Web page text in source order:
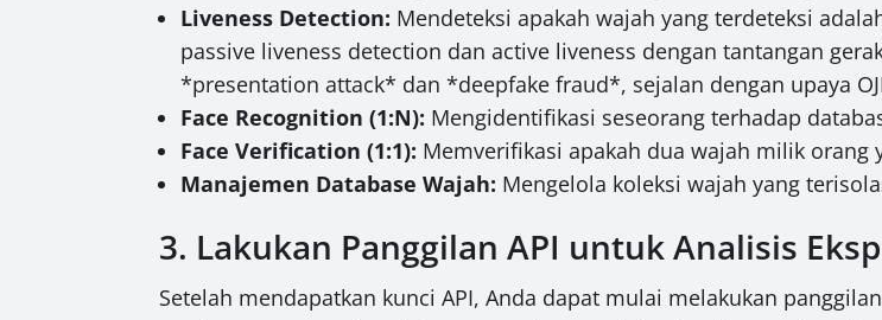
Liveness Detection: Mendeteksi apakah wajah yang terdeteksi
passive liveness detection dan active liveness dengan tantangan
*presentation attack* dan *deepfake fraud*, sejalan dengan upaya
Face Recognition (1:N): Mengidentifikasi seseorang terhadap
Face Verification (1:1): Memverifikasi apakah dua wajah milik orang
Manajemen Database Wajah: Mengelola koleksi wajah yang
3. Lakukan Panggilan API untuk Analisis
Setelah mendapatkan kunci API, Anda dapat mulai melakukan